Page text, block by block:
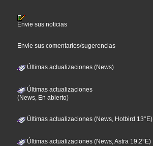
Envie sus noticias
Envie sus comentarios/sugerencias
Últimas actualizaciones (News)
Últimas actualizaciones
(News, En abierto)
Últimas actualizaciones (News, Hotbird 13°E)
Últimas actualizaciones (News, Astra 19,2°E)